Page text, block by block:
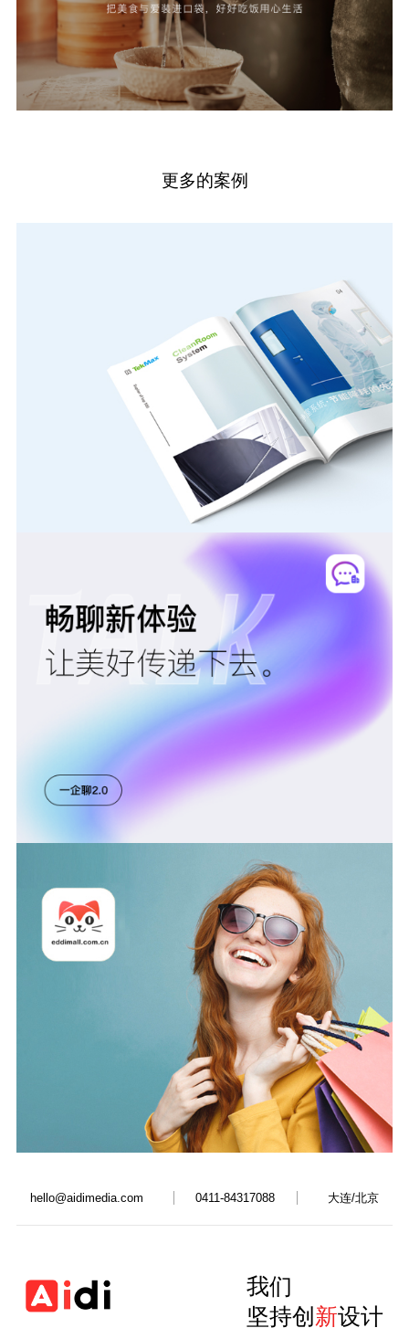
更多的案例
hello@aidimedia.com 0411-84317088 大连/北京
我们
坚持创 新设计